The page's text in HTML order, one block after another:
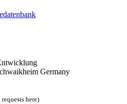
Germany
here)